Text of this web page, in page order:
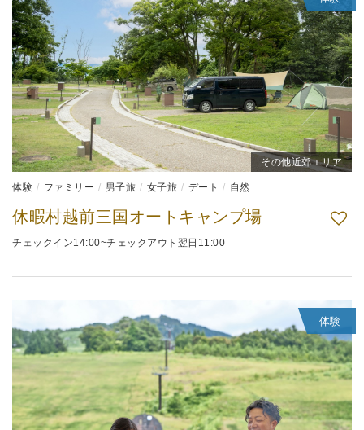
その他近郊エリア
体験 ファミリー 男子旅 女子旅 デート 自然
休暇村越前三国オートキャンプ場
チェックイン14:00~チェックアウト翌日11:00
体験